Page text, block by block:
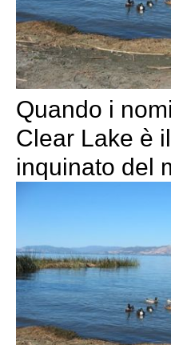
Quando i
Clear Lake è
inquinato del